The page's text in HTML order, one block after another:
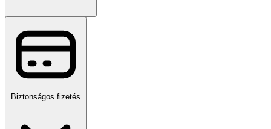
Biztonságos fizetés